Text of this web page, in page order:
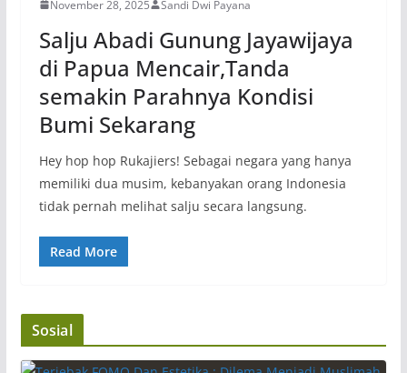
November 28, 2025 Sandi Dwi Payana
Salju Abadi Gunung Jayawijaya
di Papua Mencair,Tanda
semakin Parahnya Kondisi
Bumi Sekarang
Hey hop hop Rukajiers! Sebagai negara yang hanya
memiliki dua musim, kebanyakan orang Indonesia
tidak pernah melihat salju secara langsung.
Read More
Sosial